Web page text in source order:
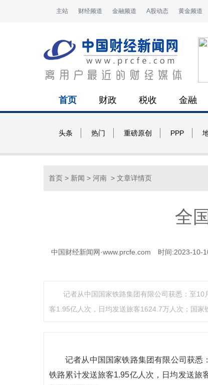
主站 财经频道 金融频道 A股动态 黄金频道
首页 财政 税收 金融
头条 热门 重磅原创 PPP
首页 > 新闻 > 河南 > 文章详情页
全
中国财经新闻网·www.prcfe.com 时间:2023-10-
记者从中国国家铁路集团有限公司获悉：至
客1.95亿人次，日均发送旅客1624.7万人次；国家
记者从中国国家铁路集团有限公司获悉
铁路累计发送旅客1.95亿人次，日均发送旅